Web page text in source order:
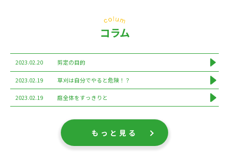
コラム
2023.02.20 剪定の目的
2023.02.19 草刈は自分でやると危険！？
2023.02.19 庭全体をすっきりと
もっと見る